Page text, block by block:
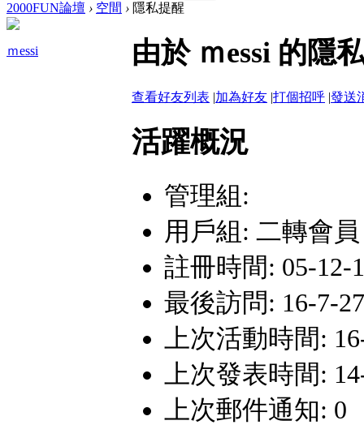
2000FUN論壇 › 空間 › 隱私提醒
ｍessi 由於 ｍessi 的隱
查看好友列表 |加為好友 |打個招呼 |發送
活躍概況
管理組:
用戶組: 二轉會員
註冊時間: 05-12-
最後訪問: 16-7-
上次活動時間:
上次發表時間:
上次郵件通知: 0